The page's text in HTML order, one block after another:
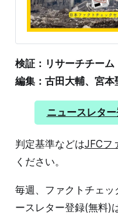
2011年の東日本大震災
登半島地震の被害のよ
1、例2、例3、例4、例
い怒鳴ってる！危機感
北陸新潟能登半島の方
る。投稿内容をコピー
「石川県能登に大津波
日本大震災」というハ
東日本大震災のものだ
検証：リサーチチーム
編集：古田大輔、宮本
ニュースレタ
判定基準などはJFCフ
ください。
毎週、ファクトチェッ
ースレター登録(無料)